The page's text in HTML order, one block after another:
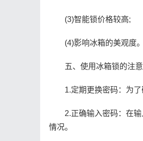
(3)智能锁价格较高;
(4)影响冰箱的美观度。
五、使用冰箱锁的注意
1.定期更换密码：为了
2.正确输入密码：在输
情况。